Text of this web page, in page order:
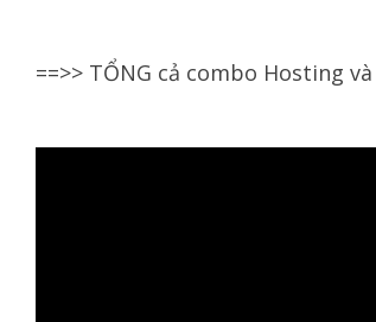
==>> TỔNG cả combo Hosting